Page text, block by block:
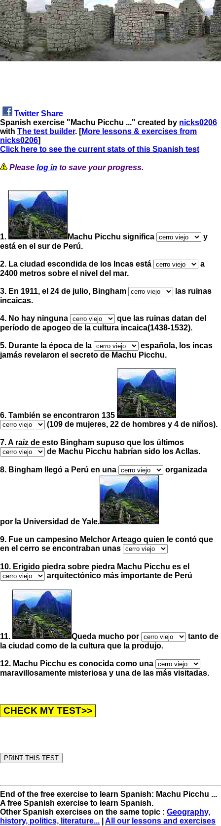
Twitter Share
Spanish exercise "Machu Picchu ..." created by nicks0206
with The test builder. [More lessons & exercises from
nicks0206]
Click here to see the current stats of this Spanish test
Please log in to save your progress.
1. Machu Picchu significa
y
está en el sur de Perú.
2. La ciudad escondida de los Incas está
a
2400 metros sobre el nivel del mar.
3. En 1911, el 24 de julio, Bingham
las ruinas
incaicas.
4. No hay ninguna
que las ruinas datan del
período de apogeo de la cultura incaica(1438-1532).
5. Durante la época de la
española, los incas
jamás revelaron el secreto de Machu Picchu.
6. También se encontraron 135
(109 de mujeres, 22 de hombres y 4 de niños).
7. A raíz de esto Bingham supuso que los últimos
de Machu Picchu habrían sido los Acllas.
8. Bingham llegó a Perú en una organizada
por la Universidad de Yale.
9. Fue un campesino Melchor Arteago quien le contó que
en el cerro se encontraban unas
10. Erigido piedra sobre piedra Machu Picchu es el
arquitectónico más importante de Perú
11. Queda mucho por
tanto de
la ciudad como de la cultura que la produjo.
12. Machu Picchu es conocida como una
maravillosamente misteriosa y una de las más visitadas.
End of the free exercise to learn Spanish: Machu Picchu ...
A free Spanish exercise to learn Spanish.
Other Spanish exercises on the same topic : Geography,
history, politics, literature...
All our lessons and exercises